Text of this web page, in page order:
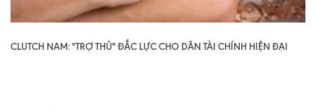
CLUTCH NAM: "TRỢ THỦ" ĐẮC LỰC CHO DÂN TÀI CHÍNH HIỆN ĐẠI